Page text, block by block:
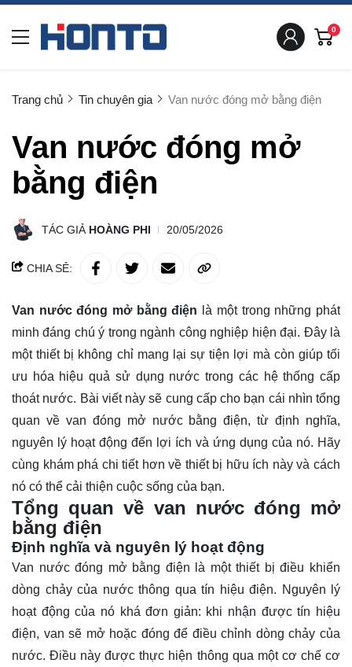
0
Trang chủ Tin chuyên gia Van nước đóng mở bằng điện
Van nước đóng mở
bằng điện
TÁC GIẢ HOÀNG PHI 20/05/2026
CHIA SẺ:
Van nước đóng mở bằng điện là một trong những phát
minh đáng chú ý trong ngành công nghiệp hiện đại. Đây là
một thiết bị không chỉ mang lại sự tiện lợi mà còn giúp tối
ưu hóa hiệu quả sử dụng nước trong các hệ thống cấp
thoát nước. Bài viết này sẽ cung cấp cho bạn cái nhìn tổng
quan về van đóng mở nước bằng điện, từ định nghĩa,
nguyên lý hoạt động đến lợi ích và ứng dụng của nó. Hãy
cùng khám phá chi tiết hơn về thiết bị hữu ích này và cách
nó có thể cải thiện cuộc sống của bạn.
Tổng quan về van nước đóng mở
bằng điện
Định nghĩa và nguyên lý hoạt động
Van nước đóng mở bằng điện là một thiết bị điều khiển
dòng chảy của nước thông qua tín hiệu điện. Nguyên lý
hoạt động của nó khá đơn giản: khi nhận được tín hiệu
điện, van sẽ mở hoặc đóng để điều chỉnh dòng chảy của
nước. Điều này được thực hiện thông qua một cơ chế cơ